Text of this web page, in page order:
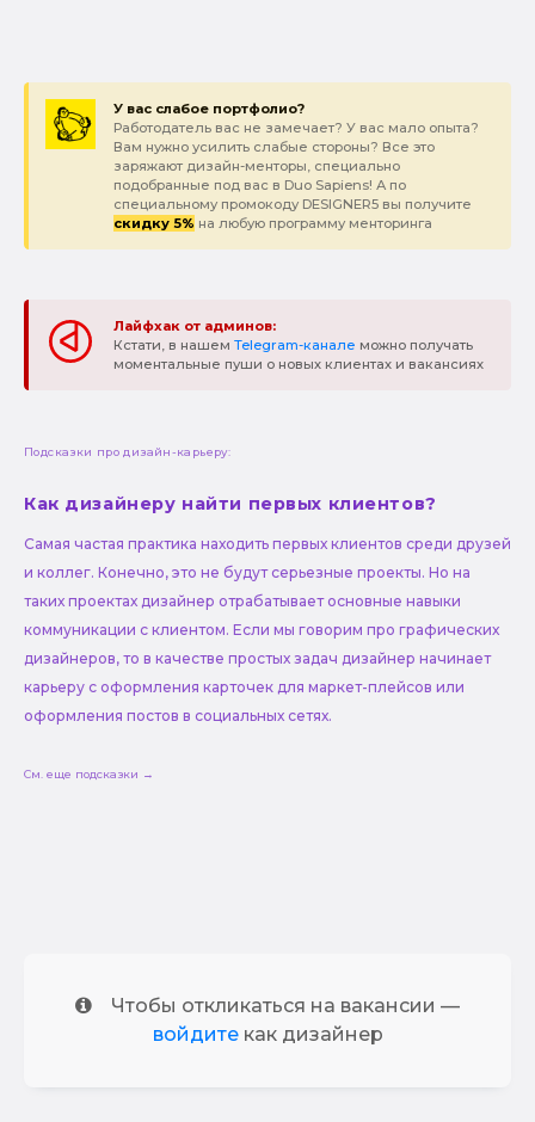
У вас слабое портфолио?
Работодатель вас не замечает? У вас мало опыта?
Вам нужно усилить слабые стороны? Все это
заряжают дизайн-менторы, специально
подобранные под вас в Duo Sapiens! А по
специальному промокоду DESIGNER5 вы получите
скидку 5% на любую программу менторинга
Лайфхак от админов:
Кстати, в нашем Telegram-канале можно получать
моментальные пуши о новых клиентах и вакансиях
Подсказки про дизайн-карьеру:
Как дизайнеру найти первых клиентов?
Самая частая практика находить первых клиентов среди друзей
и коллег. Конечно, это не будут серьезные проекты. Но на
таких проектах дизайнер отрабатывает основные навыки
коммуникации с клиентом. Если мы говорим про графических
дизайнеров, то в качестве простых задач дизайнер начинает
карьеру с оформления карточек для маркет-плейсов или
оформления постов в социальных сетях.
См. еще подсказки →
Чтобы откликаться на вакансии —
войдитекак дизайнер